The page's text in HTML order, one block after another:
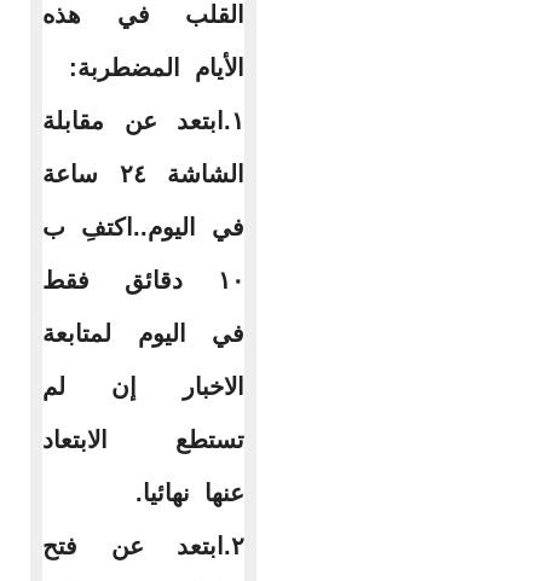
القلب في هذه
الأيام المضطربة:
١.ابتعد عن مقابلة
الشاشة ٢٤ ساعة
في اليوم..اكتفِ ب
١٠ دقائق فقط
في اليوم لمتابعة
الاخبار إن لم
تستطع الابتعاد
عنها نهائيا.
٢.ابتعد عن فتح